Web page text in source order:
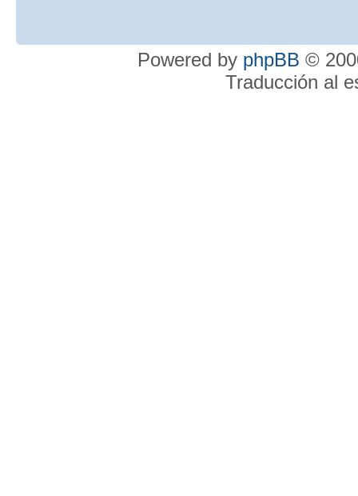
Powered by phpBB ©
Traducción al